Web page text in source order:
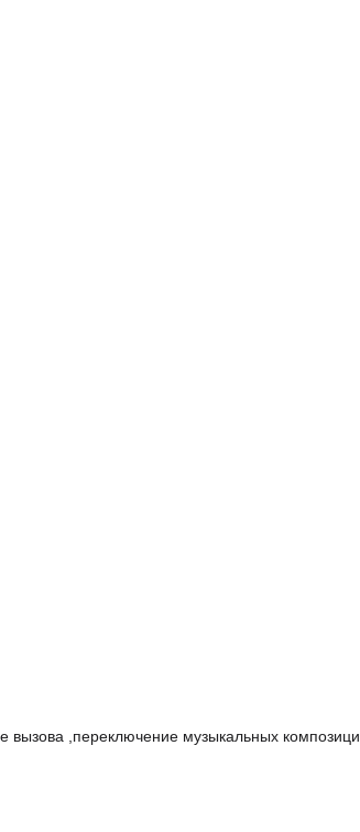
вызова
переключение музыкальных